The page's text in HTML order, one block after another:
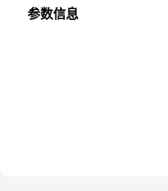
参数信息